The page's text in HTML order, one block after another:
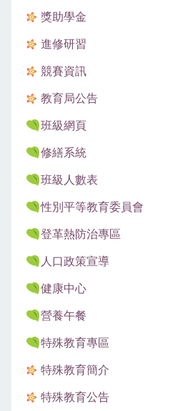
獎助學金
進修研習
競賽資訊
教育局公告
班級網頁
修繕系統
班級人數表
性別平等教育委員會
登革熱防治專區
人口政策宣導
健康中心
營養午餐
特殊教育專區
特殊教育簡介
特殊教育公告